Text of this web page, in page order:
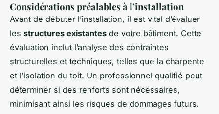
Considérations préalables à l’installation
Avant de débuter l’installation, il est vital d’évaluer
les structures existantes de votre bâtiment. Cette
évaluation inclut l’analyse des contraintes
structurelles et techniques, telles que la charpente
et l’isolation du toit. Un professionnel qualifié peut
déterminer si des renforts sont nécessaires,
minimisant ainsi les risques de dommages futurs.